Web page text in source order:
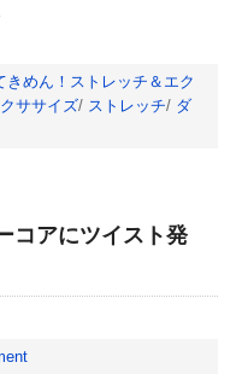
きめん！ストレッチ＆エク
ササイズ/ ストレッチ/ ダ
コアにツイスト発